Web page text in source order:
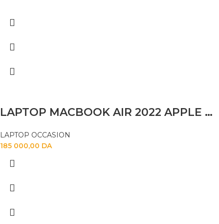
LAPTOP MACBOOK AIR 2022 APPLE M2 16GB 256SSD 13.6″
LAPTOP OCCASION
185 000,00 DA